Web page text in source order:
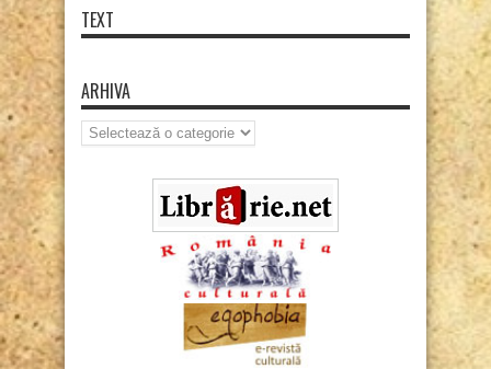
TEXT
ARHIVA
Arhiva